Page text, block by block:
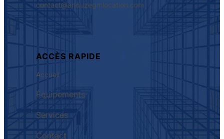
contact@anduzegmlocation.com
ACCÈS RAPIDE
Accueil
Équipements
Services
Contact